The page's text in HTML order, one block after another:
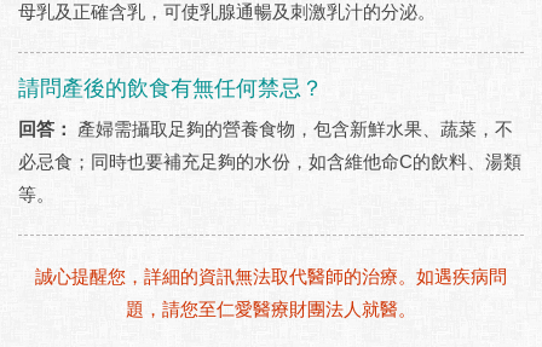
母乳及正確含乳，可使乳腺通暢及刺激乳汁的分泌。
請問產後的飲食有無任何禁忌？
回答：
產婦需攝取足夠的營養食物，包含新鮮水果、蔬菜，不
必忌食；同時也要補充足夠的水份，如含維他命C的飲料、湯類
等。
誠心提醒您，詳細的資訊無法取代醫師的治療。如遇疾病問
題，請您至仁愛醫療財團法人就醫。